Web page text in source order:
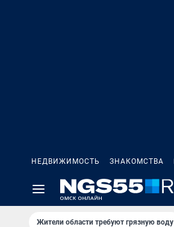
НЕДВИЖИМОСТЬ ЗНАКОМСТВА
Жители области требуют грязную воду